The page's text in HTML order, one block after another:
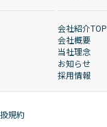
会社紹介TOP
会社概要
当社理念
お知らせ
採用情報
規約